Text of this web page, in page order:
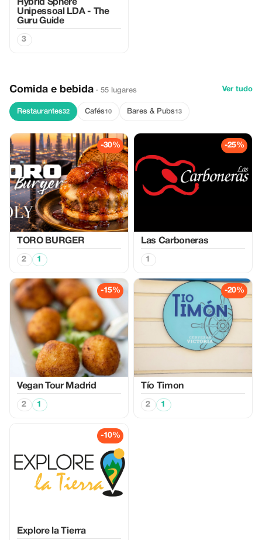
Hybrid Sphere
Unipessoal LDA - The
Guru Guide
3
Comida e bebida · 55 lugares Ver tudo
Restaurantes32 Cafés10 Bares & Pubs13
-30%
TORO BURGER
2 1
-25%
Las Carboneras
1
-15%
Vegan Tour Madrid
2 1
-20%
Tío Timon
2 1
-10%
Explore la Tierra